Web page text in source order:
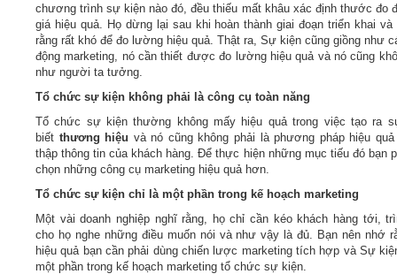
chương trình sự kiện nào đó, đều thiếu mất khâu xác định thước đo
giá hiệu quả. Họ dừng lại sau khi hoàn thành giai đoạn triển khai và
rằng rất khó để đo lường hiệu quả. Thật ra, Sự kiện cũng giồng như
động marketing, nó cần thiết được đo lường hiệu quả và nó cũng
như người ta tưởng.
Tổ chức sự kiện không phải là công cụ toàn năng
Tổ chức sự kiện thường không mấy hiệu quả trong việc tạo ra
biết thương hiệu và nó cũng không phải là phương pháp hiệu
thập thông tin của khách hàng. Để thực hiện những mục tiếu đó bạn
chọn những công cụ marketing hiệu quả hơn.
Tổ chức sự kiện chỉ là một phần trong kế hoạch marketing
Một vài doanh nghiệp nghĩ rằng, họ chỉ cần kéo khách hàng tới,
cho họ nghe những điều muốn nói và như vậy là đủ. Bạn nên nhớ
hiệu quả bạn cần phải dùng chiến lược marketing tích hợp và Sự
một phần trong kế hoạch marketing tổ chức sự kiện.